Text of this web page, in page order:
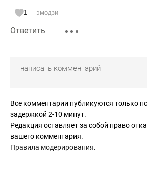
1 эмодзи
Ответить
Все комментарии публикуются только
задержкой 2-10 минут.
Редакция оставляет за собой право
вашего комментария.
Правила модерирования.